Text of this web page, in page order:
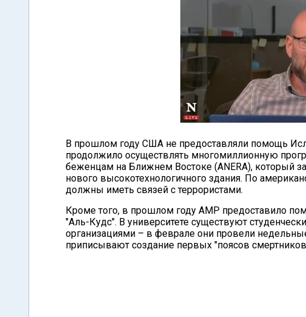
В прошлом году США не предоставляли помощь
продолжило осуществлять многомиллионную
беженцам на Ближнем Востоке (ANERA), который
нового высокотехнологичного здания. По
должны иметь связей с террористами.
Кроме того, в прошлом году АМР предоставило
"Аль-Кудс". В университете существуют
организациями – в феврале они провели
приписывают создание первых "поясов